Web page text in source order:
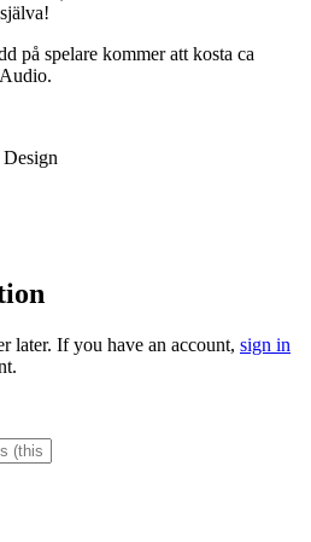
på spelare kommer att kosta ca
later. If you have an account, sign in